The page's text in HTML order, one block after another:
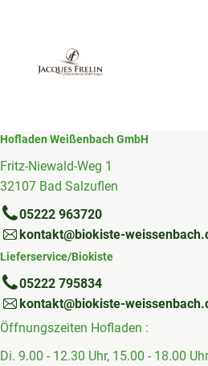
Hofladen Weißenbach GmbH
Fritz-Niewald-Weg 1
32107 Bad Salzuflen
05222 963720
kontakt@biokiste-
Lieferservice/Biokiste
05222 795834
kontakt@biokiste-
Öffnungszeiten Hofladen :
Di. 9.00 - 12.30 Uhr, 15.00 - 18.00 Uhr